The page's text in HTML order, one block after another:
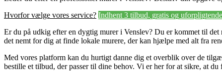
Hvorfor vælge vores service? Indhent 3 tilbud, gratis og uforpligtende
Er du på udkig efter en dygtig murer i Venslev? Du er kommet til
det nemt for dig at finde lokale murere, der kan hjælpe med alt fra
Med vores platform kan du hurtigt danne dig et overblik over de
bestille et tilbud, der passer til dine behov. Vi er her for at sikre, at du